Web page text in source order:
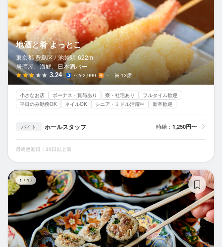
地酒と肴 よっとこ
東京都 豊島区 / 池袋駅 622m
居酒屋、海鮮、日本酒バー
3.24 ～￥2,999 － 13席
小さなお店 ボーナス・賞与あり 寮・社宅あり
フルタイム歓迎
平日のみ勤務OK
ネイルOK シニア・ミドル活躍中 新卒歓迎
バイト ホールスタッフ 時給： 1,250円〜
最終更新日：30日以上前
1 / 17